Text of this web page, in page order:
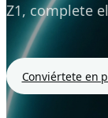
Z1, complete
Conviértete en